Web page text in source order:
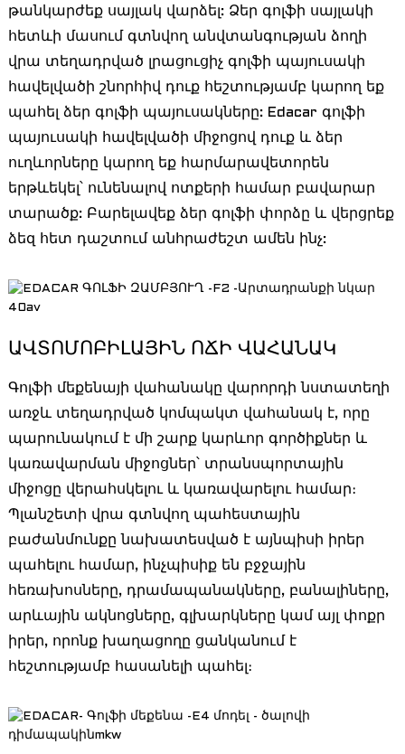
թանկարժեք սայլակ վարձել: Ձեր գոլֆի սայլակի
հետևի մասում գտնվող անվտանգության ձողի
վրա տեղադրված լրացուցիչ գոլֆի պայուսակի
հավելվածի շնորհիվ դուք հեշտությամբ կարող եք
պահել ձեր գոլֆի պայուսակները: Edacar գոլֆի
պայուսակի հավելվածի միջոցով դուք և ձեր
ուղևորները կարող եք հարմարավետորեն
երթևեկել՝ ունենալով ոտքերի համար բավարար
տարածք: Բարելավեք ձեր գոլֆի փորձը և վերցրեք
ձեզ հետ դաշտում անհրաժեշտ ամեն ինչ:
ԱՎՏՈՄՈԲԻԼԱՅԻՆ ՈՃԻ ՎԱՀԱՆԱԿ
Գոլֆի մեքենայի վահանակը վարորդի նստատեղի
առջև տեղադրված կոմպակտ վահանակ է, որը
պարունակում է մի շարք կարևոր գործիքներ և
կառավարման միջոցներ՝ տրանսպորտային
միջոցը վերահսկելու և կառավարելու համար։
Պլանշետի վրա գտնվող պահեստային
բաժանմունքը նախատեսված է այնպիսի իրեր
պահելու համար, ինչպիսիք են բջջային
հեռախոսները, դրամապանակները, բանալիները,
արևային ակնոցները, գլխարկները կամ այլ փոքր
իրեր, որոնք խաղացողը ցանկանում է
հեշտությամբ հասանելի պահել։